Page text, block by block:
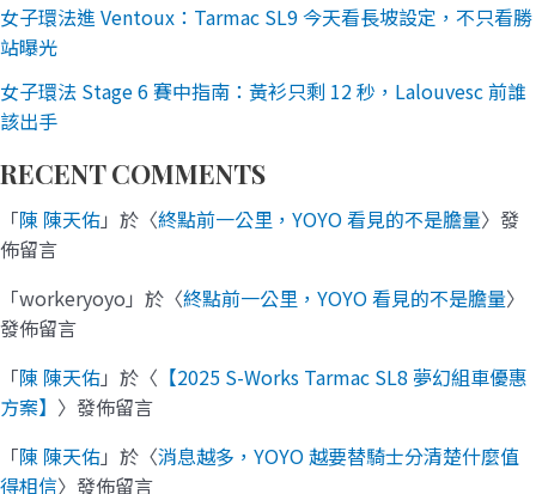
女子環法進 Ventoux：Tarmac SL9 今天看長坡設定，不只看勝
站曝光
女子環法 Stage 6 賽中指南：黃衫只剩 12 秒，Lalouvesc 前誰
該出手
RECENT COMMENTS
「陳 陳天佑」於〈終點前一公里，YOYO 看見的不是膽量〉發
佈留言
「workeryoyo 」於〈終點前一公里，YOYO 看見的不是膽量〉
發佈留言
「陳 陳天佑」於〈 【2025 S-Works Tarmac SL8 夢幻組車優惠
方案】 〉發佈留言
「陳 陳天佑」於〈消息越多，YOYO 越要替騎士分清楚什麼值
得相信〉發佈留言